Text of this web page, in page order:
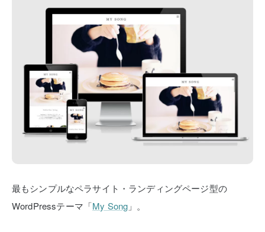
最もシンプルなペラサイト・ランディングページ型の
WordPressテーマ「My Song 」。